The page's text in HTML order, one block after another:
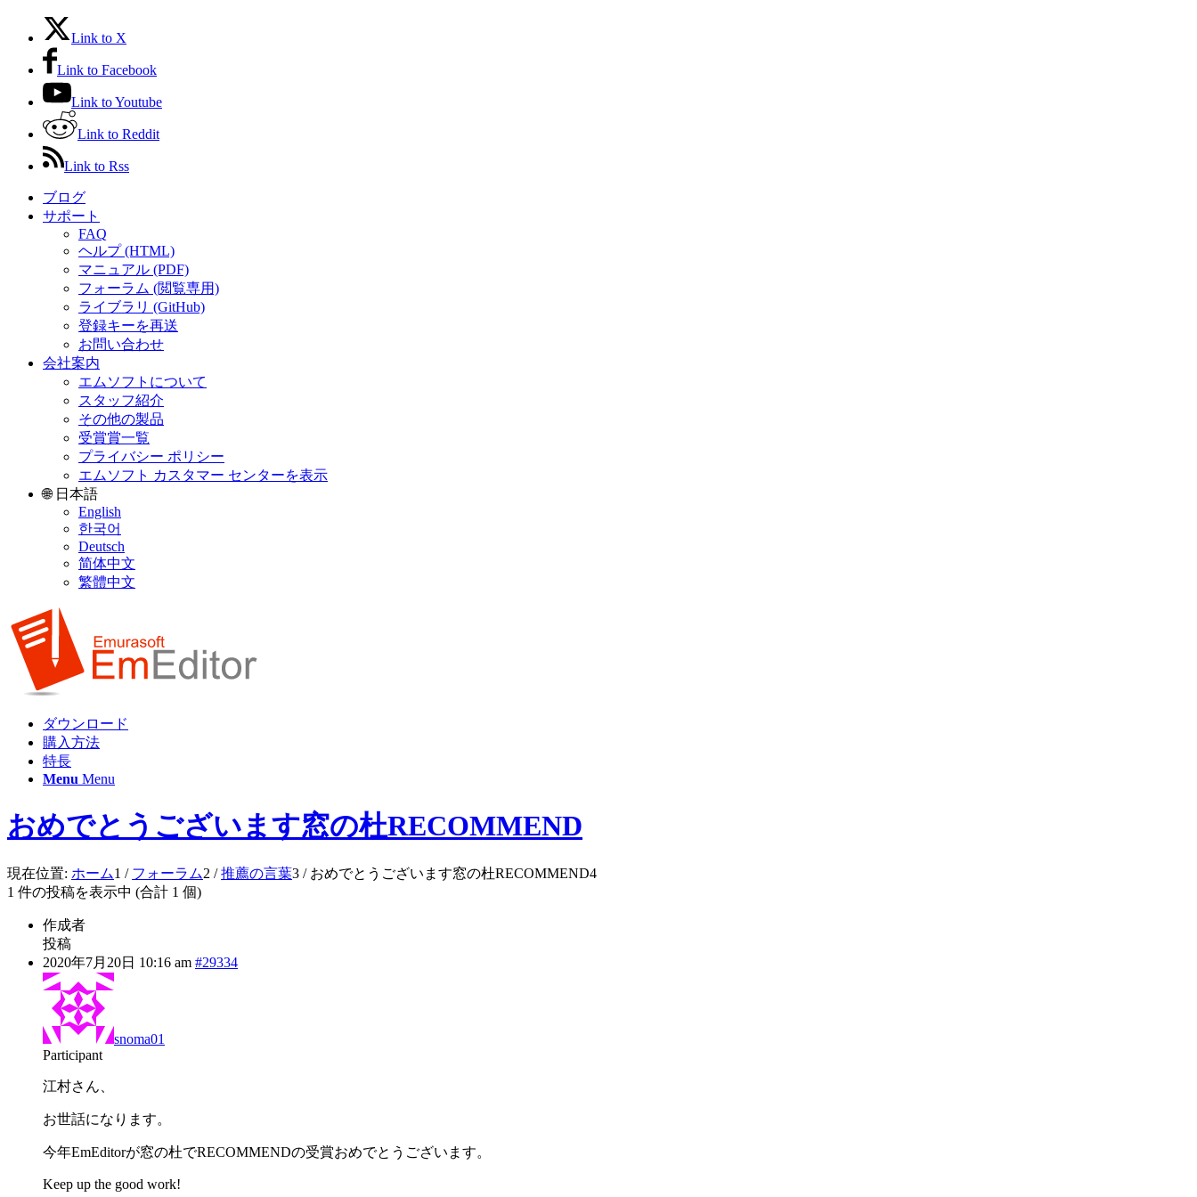
Link to X
Link to Facebook
Link to Youtube
Link to Reddit
Link to Rss
ブログ
サポート
FAQ
ヘルプ (HTML)
マニュアル (PDF)
フォーラム (閲覧専用)
ライブラリ (GitHub)
登録キーを再送
お問い合わせ
会社案内
エムソフトについて
スタッフ紹介
その他の製品
受賞賞一覧
プライバシー ポリシー
エムソフト カスタマー センターを表示
🌐 日本語
English
한국어
Deutsch
简体中文
繁體中文
ダウンロード
購入方法
特長
Menu Menu
おめでとうございます窓の杜RECOMMEND
現在位置: ホーム1 / フォーラム2 / 推薦の言葉3 / おめでとうございます窓の杜RECOMMEND4
1 件の投稿を表示中 (合計 1 個)
作成者
投稿
2020年7月20日 10:16 am #29334
snoma01
Participant
江村さん、
お世話になります。
今年EmEditorが窓の杜でRECOMMENDの受賞おめでとうございます。
Keep up the good work!